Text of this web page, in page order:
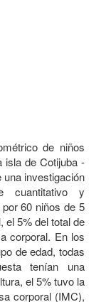
de niños
isla de Cotijuba -
una investigación
cuantitativo y
60 niños de 5
el 5% del total de
corporal. En los
de edad, todas
tenían una
el 5% tuvo la
corporal (IMC),